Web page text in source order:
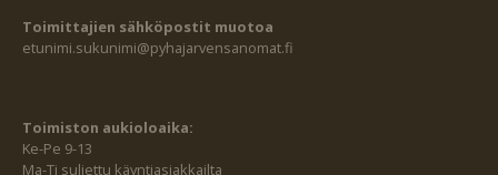
Toimittajien sähköpostit muotoa
etunimi.sukunimi@pyhajarvensanomat.fi
Toimiston aukioloaika:
Ke-Pe 9-13
Ma-Ti suljettu käyntiasiakkailta